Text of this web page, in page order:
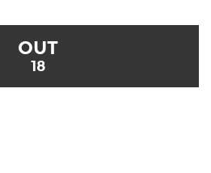
OUT
18